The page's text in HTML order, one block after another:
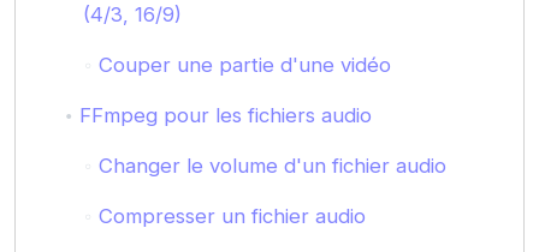
(4/3, 16/9)
Couper une partie d'une vidéo
FFmpeg pour les fichiers audio
Changer le volume d'un fichier audio
Compresser un fichier audio